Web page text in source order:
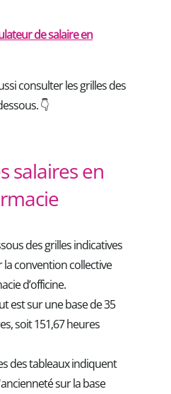
de salaire en
consulter les grilles des
👇
salaires en
des grilles indicatives
la convention collective
d’officine.
est sur une base de 35
soit 151,67 heures
des tableaux indiquent
sur la base